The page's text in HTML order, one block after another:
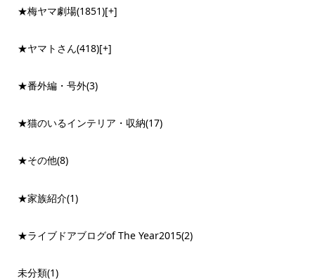
★梅ヤマ劇場(1851)[+]
★ヤマトさん(418)[+]
★番外編・号外(3)
★猫のいるインテリア・収納(17)
★その他(8)
★家族紹介(1)
★ライブドアブログof The Year2015(2)
未分類(1)